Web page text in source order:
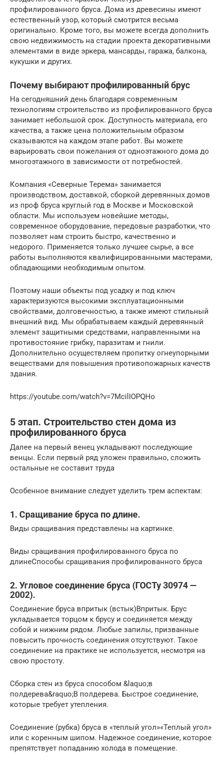
профилированного бруса. Дома из древесины имеют
естественный узор, который смотрится весьма
оригинально. Кроме того, вы можете всегда дополнить
свою недвижимость на стадии проекта декоративными
элементами в виде эркера, мансарды, гаража, балкона,
кукушки и других.
Почему выбирают профилированный брус
На сегодняшний день благодаря современным
технологиям строительство из профилированного бруса
занимает небольшой срок. Доступность материала, его
качества, а также цена положительным образом
сказываются на каждом этапе работ. Вы можете
варьировать свои пожелания от одноэтажного дома до
многоэтажного в зависимости от потребностей.
Компания «Северные Терема» занимается
производством, доставкой, сборкой деревянных домов
из проф бруса круглый год в Москве и Московской
области. Мы используем новейшие методы,
современное оборудование, передовые разработки, что
позволяет нам строить быстро, качественно и
недорого. Применяется только лучшее сырье, а все
работы выполняются квалифицированными мастерами,
обладающими необходимым опытом.
Поэтому наши объекты под усадку и под ключ
характеризуются высокими эксплуатационными
свойствами, долговечностью, а также имеют стильный
внешний вид. Мы обрабатываем каждый деревянный
элемент защитными средствами, направленными на
противостояние грибку, паразитам и гнили.
Дополнительно осуществляем пропитку огнеупорными
веществами для повышения противопожарных качеств
здания.
https://youtube.com/watch?v=7McilIOPQHo
5 этап. Строительство стен дома из
профилированного бруса
Далее на первый венец укладывают последующие
венцы. Если первый ряд уложен правильно, сложить
остальные не составит труда
Особенное внимание следует уделить трем аспектам:
1. Сращивание бруса по длине.
Виды сращивания представлены на картинке.
Виды сращивания профилированного бруса по
длинеСпособы сращивания профилированного бруса
2. Угловое соединение бруса (ГОСТу 30974 —
2002).
Соединение бруса впритык (встык)Впритык. Брус
укладывается торцом к брусу и соединяется между
собой и нижним рядом. Любые запилы, призванные
повысить прочность соединения отсутствуют. Такое
соединение на практике не используется, несмотря на
свою простоту.
Сборка стен из бруса способом &laquo;в
полдерева&raquo;В полдерева. Быстрое соединение,
которые требует утепления.
Соединение (рубка) бруса в «теплый угол»«Теплый угол»
или с коренным шипом. Надежное соединение, которое
препятствует попаданию холода в помещение.